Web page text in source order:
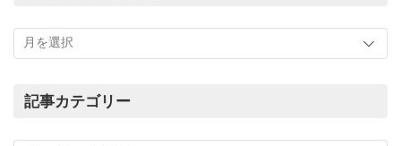
ま
の記事カテゴリー